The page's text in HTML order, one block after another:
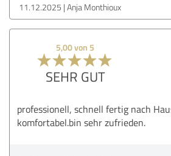
11.12.2025 Anja Monthioux
5,00 von 5
SEHR GUT
professionell, schnell fertig nach
komfortabel.bin sehr zufrieden.